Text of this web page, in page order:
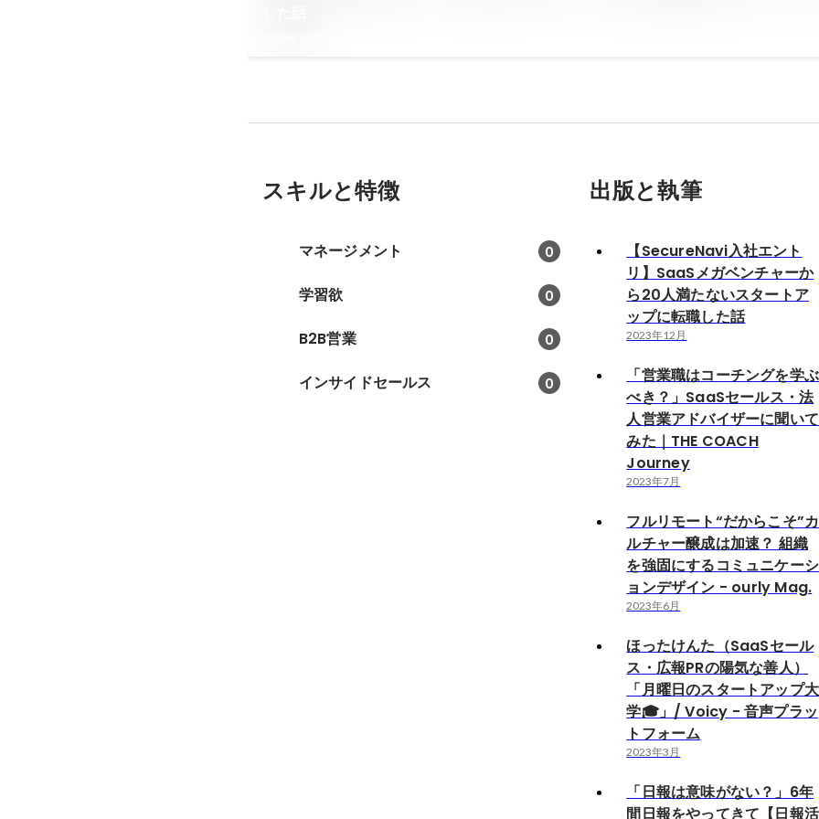
スキルと特徴
マネージメント 0
学習欲 0
B2B営業 0
インサイドセールス 0
出版と執筆
【SecureNavi入社エント
リ】SaaSメガベンチャーか
ら20人満たないスタートア
ップに転職した話
2023年12月
「営業職はコーチングを学ぶ
べき？」SaaSセールス・法
人営業アドバイザーに聞いて
みた｜THE COACH
Journey
2023年7月
フルリモート“だからこそ”カ
ルチャー醸成は加速？ 組織
を強固にするコミュニケーシ
ョンデザイン - ourly Mag.
2023年6月
ほったけんた（SaaSセール
ス・広報PRの陽気な善人）
「月曜日のスタートアップ大
学🎓」/ Voicy - 音声プラッ
トフォーム
2023年3月
「日報は意味がない？」6年
間日報をやってきて【日報活